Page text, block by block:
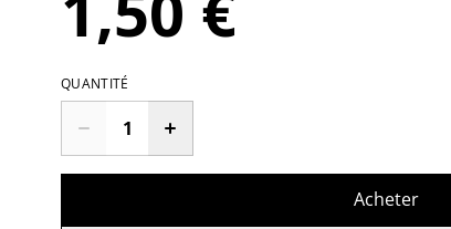
QUANTITÉ
Acheter